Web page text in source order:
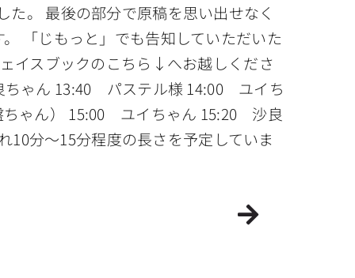
。 最後の部分で原稿を思い出せなく
「じもっと」でも告知していただいた
イスブックのこちら↓へお越しくださ
ゃん 13:40 パステル様 14:00 ユイち
ゃん） 15:00 ユイちゃん 15:20 沙良
分〜15分程度の長さを予定していま